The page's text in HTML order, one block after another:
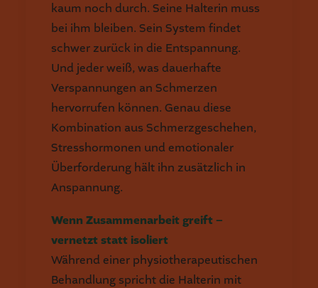
kaum noch durch. Seine Halterin muss
bei ihm bleiben. Sein System findet
schwer zurück in die Entspannung.
Und jeder weiß, was dauerhafte
Verspannungen an Schmerzen
hervorrufen können. Genau diese
Kombination aus Schmerzgeschehen,
Stresshormonen und emotionaler
Überforderung hält ihn zusätzlich in
Anspannung.
Wenn Zusammenarbeit greift –
vernetzt statt isoliert
Während einer physiotherapeutischen
Behandlung spricht die Halterin mit